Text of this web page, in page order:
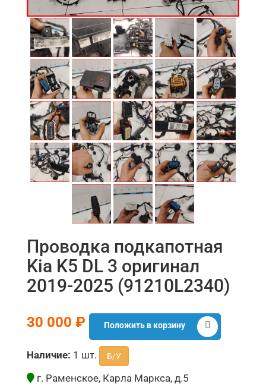
Проводка подкапотная
Kia K5 DL 3 оригинал
2019-2025 (91210L2340)
30 000 ₽ Положить в корзину
Наличие: 1 шт. Б/У
г. Раменское, Карла Маркса, д.5